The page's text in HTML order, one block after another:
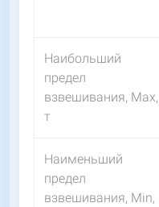
Наибольший
предел
взвешивания, Мах,
т
Наименьший
предел
взвешивания, Мin,